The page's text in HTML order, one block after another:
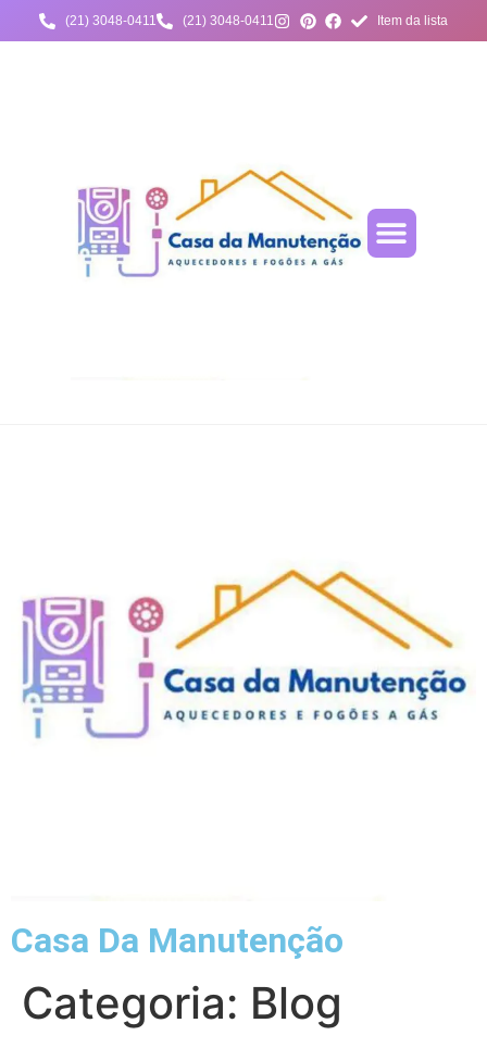
(21) 3048-0411 (21) 3048-0411 Item da lista
Casa Da Manutenção
Categoria: Blog